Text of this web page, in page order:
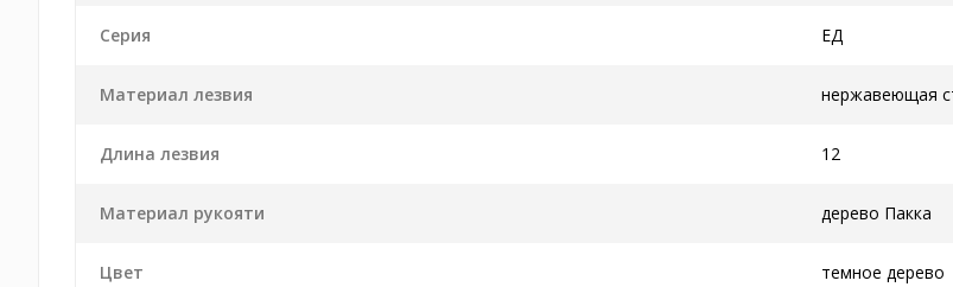
Серия ЕД
Материал лезвия нержавеющая
Длина лезвия 12
Материал рукояти дерево Пакка
Цвет темное дерево